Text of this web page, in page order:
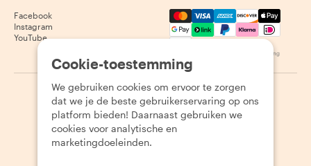
Facebook
Instagram
YouTube
Mastercard, Visa, Amex,
Beschikbaarheid varieert per bestemming
2026 Withlocals.com Privacybeleid Cookies
Cookie-toestemming
We gebruiken cookies om ervoor te zorgen
dat we je de beste gebruikerservaring op ons
platform bieden! Daarnaast gebruiken we
cookies voor analytische en
marketingdoeleinden.